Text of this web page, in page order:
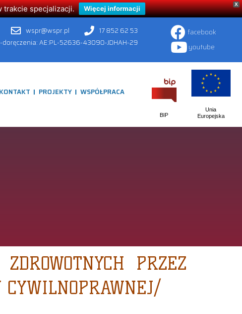
X
trakcie specjalizacji. Więcej informacji
wspr@wspr.pl
17 852 62 53
doręczenia: AE:PL-52636-43090-JDHAH-29
facebook
youtube
KONTAKT PROJEKTY WSPÓŁPRACA
BIP
Unia
Europejska
PRZEZ